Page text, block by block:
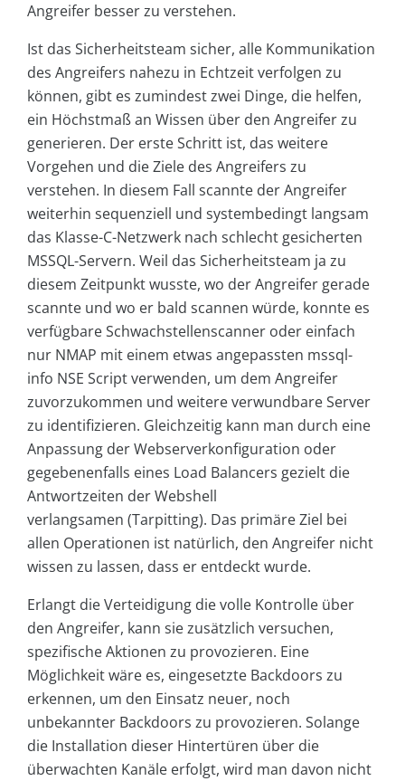
Angreifer besser zu verstehen.
Ist das Sicherheitsteam sicher, alle Kommunikation
des Angreifers nahezu in Echtzeit verfolgen zu
können, gibt es zumindest zwei Dinge, die helfen,
ein Höchstmaß an Wissen über den Angreifer zu
generieren. Der erste Schritt ist, das weitere
Vorgehen und die Ziele des Angreifers zu
verstehen. In diesem Fall scannte der Angreifer
weiterhin sequenziell und systembedingt langsam
das Klasse-C-Netzwerk nach schlecht gesicherten
MSSQL-Servern. Weil das Sicherheitsteam ja zu
diesem Zeitpunkt wusste, wo der Angreifer gerade
scannte und wo er bald scannen würde, konnte es
verfügbare Schwachstellenscanner oder einfach
nur NMAP mit einem etwas angepassten mssql-
info NSE Script verwenden, um dem Angreifer
zuvorzukommen und weitere verwundbare Server
zu identifizieren. Gleichzeitig kann man durch eine
Anpassung der Webserverkonfiguration oder
gegebenenfalls eines Load Balancers gezielt die
Antwortzeiten der Webshell
verlangsamen (Tarpitting). Das primäre Ziel bei
allen Operationen ist natürlich, den Angreifer nicht
wissen zu lassen, dass er entdeckt wurde.
Erlangt die Verteidigung die volle Kontrolle über
den Angreifer, kann sie zusätzlich versuchen,
spezifische Aktionen zu provozieren. Eine
Möglichkeit wäre es, eingesetzte Backdoors zu
erkennen, um den Einsatz neuer, noch
unbekannter Backdoors zu provozieren. Solange
die Installation dieser Hintertüren über die
überwachten Kanäle erfolgt, wird man davon nicht